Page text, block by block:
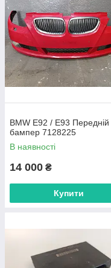
BMW E92 / E93 Передній
бампер 7128225
В наявності
14 000 ₴
Купити